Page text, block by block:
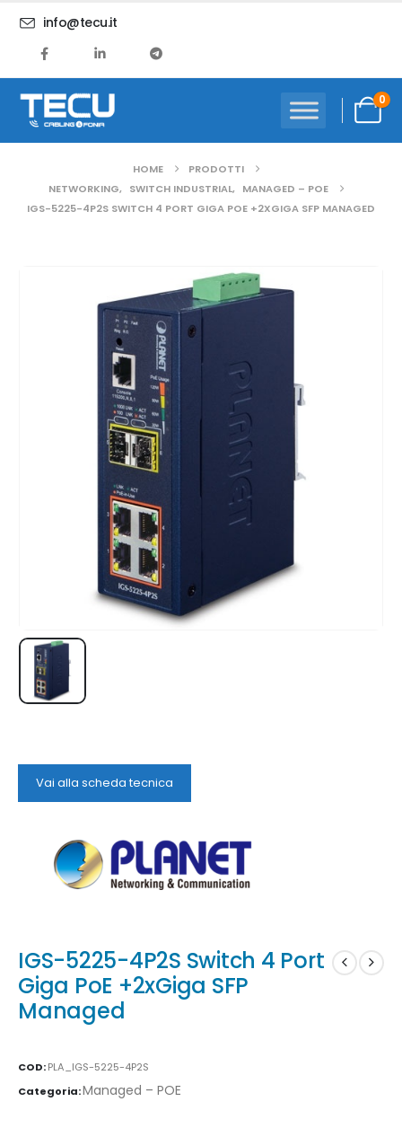
info@tecu.it
0
HOME
PRODOTTI
NETWORKING, SWITCH INDUSTRIAL, MANAGED – POE
IGS-5225-4P2S SWITCH 4 PORT GIGA POE +2XGIGA SFP MANAGED
Vai alla scheda tecnica
IGS-5225-4P2S Switch 4 Port
Giga PoE +2xGiga SFP
Managed
COD:PLA_IGS-5225-4P2S
Categoria:Managed – POE